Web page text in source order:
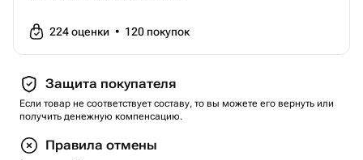
224оценки • 120 покупок
Защита покупателя
Если товар не соответствует составу, то вы можете его вернуть или
получить денежную компенсацию.
Правила отмены